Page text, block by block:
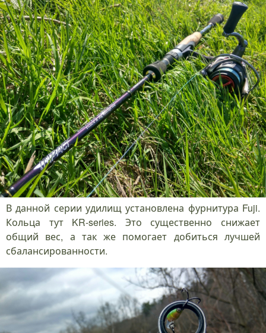
В данной серии удилищ установлена фурнитура Fuji.
Кольца тут KR-series. Это существенно снижает
общий вес, а так же помогает добиться лучшей
сбалансированности.